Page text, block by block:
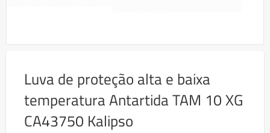
Luva de proteção alta e baixa
temperatura Antartida TAM 10 XG
CA43750 Kalipso
beginning
images